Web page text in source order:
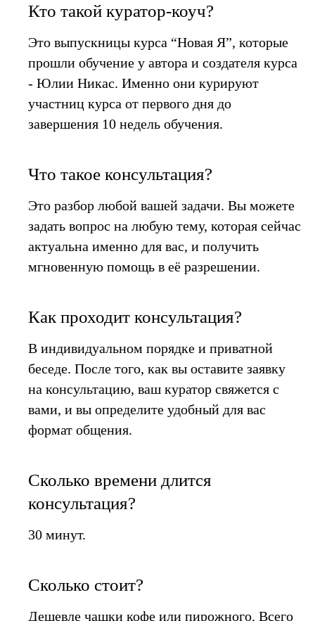
Кто такой куратор-коуч?
Это выпускницы курса “Новая Я”, которые
прошли обучение у автора и создателя курса
- Юлии Никас. Именно они курируют
участниц курса от первого дня до
завершения 10 недель обучения.
Что такое консультация?
Это разбор любой вашей задачи. Вы можете
задать вопрос на любую тему, которая сейчас
актуальна именно для вас, и получить
мгновенную помощь в её разрешении.
Как проходит консультация?
В индивидуальном порядке и приватной
беседе. После того, как вы оставите заявку
на консультацию, ваш куратор свяжется с
вами, и вы определите удобный для вас
формат общения.
Сколько времени длится
консультация?
30 минут.
Сколько стоит?
Дешевле чашки кофе или пирожного. Всего